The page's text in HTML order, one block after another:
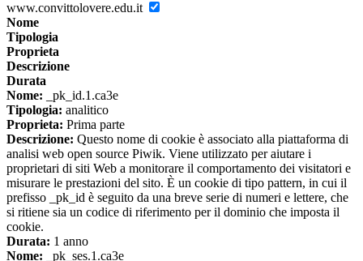
www.convittolovere.edu.it
Nome
Tipologia
Proprieta
Descrizione
Durata
Nome: _pk_id.1.ca3e
Tipologia: analitico
Proprieta: Prima parte
Descrizione: Questo nome di cookie è associato alla piattaforma di
analisi web open source Piwik. Viene utilizzato per aiutare i
proprietari di siti Web a monitorare il comportamento dei visitatori e
misurare le prestazioni del sito. È un cookie di tipo pattern, in cui il
prefisso _pk_id è seguito da una breve serie di numeri e lettere, che
si ritiene sia un codice di riferimento per il dominio che imposta il
cookie.
Durata: 1 anno
Nome: _pk_ses.1.ca3e